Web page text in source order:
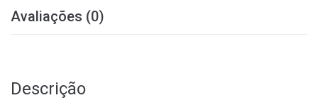
Avaliações (0)
Descrição